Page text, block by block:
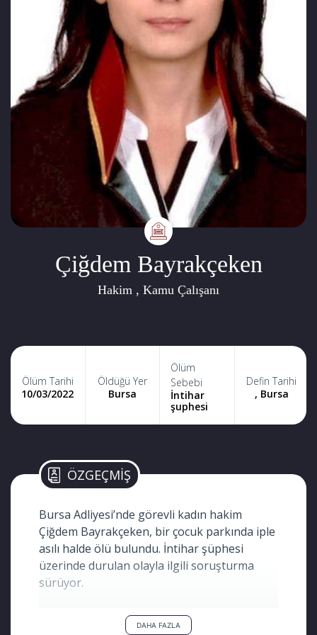
Çiğdem Bayrakçeken
Hakim , Kamu Çalışanı
Ölüm Tarihi
10/03/2022
Öldüğü Yer
Bursa
Ölüm
Sebebi
İntihar
şuphesi
Defin Tarihi
, Bursa
ÖZGEÇMİŞ
Bursa Adliyesi’nde görevli kadın hakim
Çiğdem Bayrakçeken, bir çocuk parkında iple
asılı halde ölü bulundu. İntihar şüphesi
üzerinde durulan olayla ilgili soruşturma
sürüyor.
DAHA FAZLA